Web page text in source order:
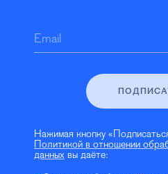
Email
Нажимая кнопку
Политикой в отношении
данных вы даёте: